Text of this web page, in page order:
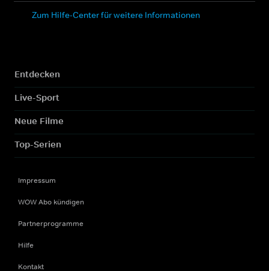
Zum Hilfe-Center für weitere Informationen
Entdecken
Live-Sport
Neue Filme
Top-Serien
Impressum
WOW Abo kündigen
Partnerprogramme
Hilfe
Kontakt